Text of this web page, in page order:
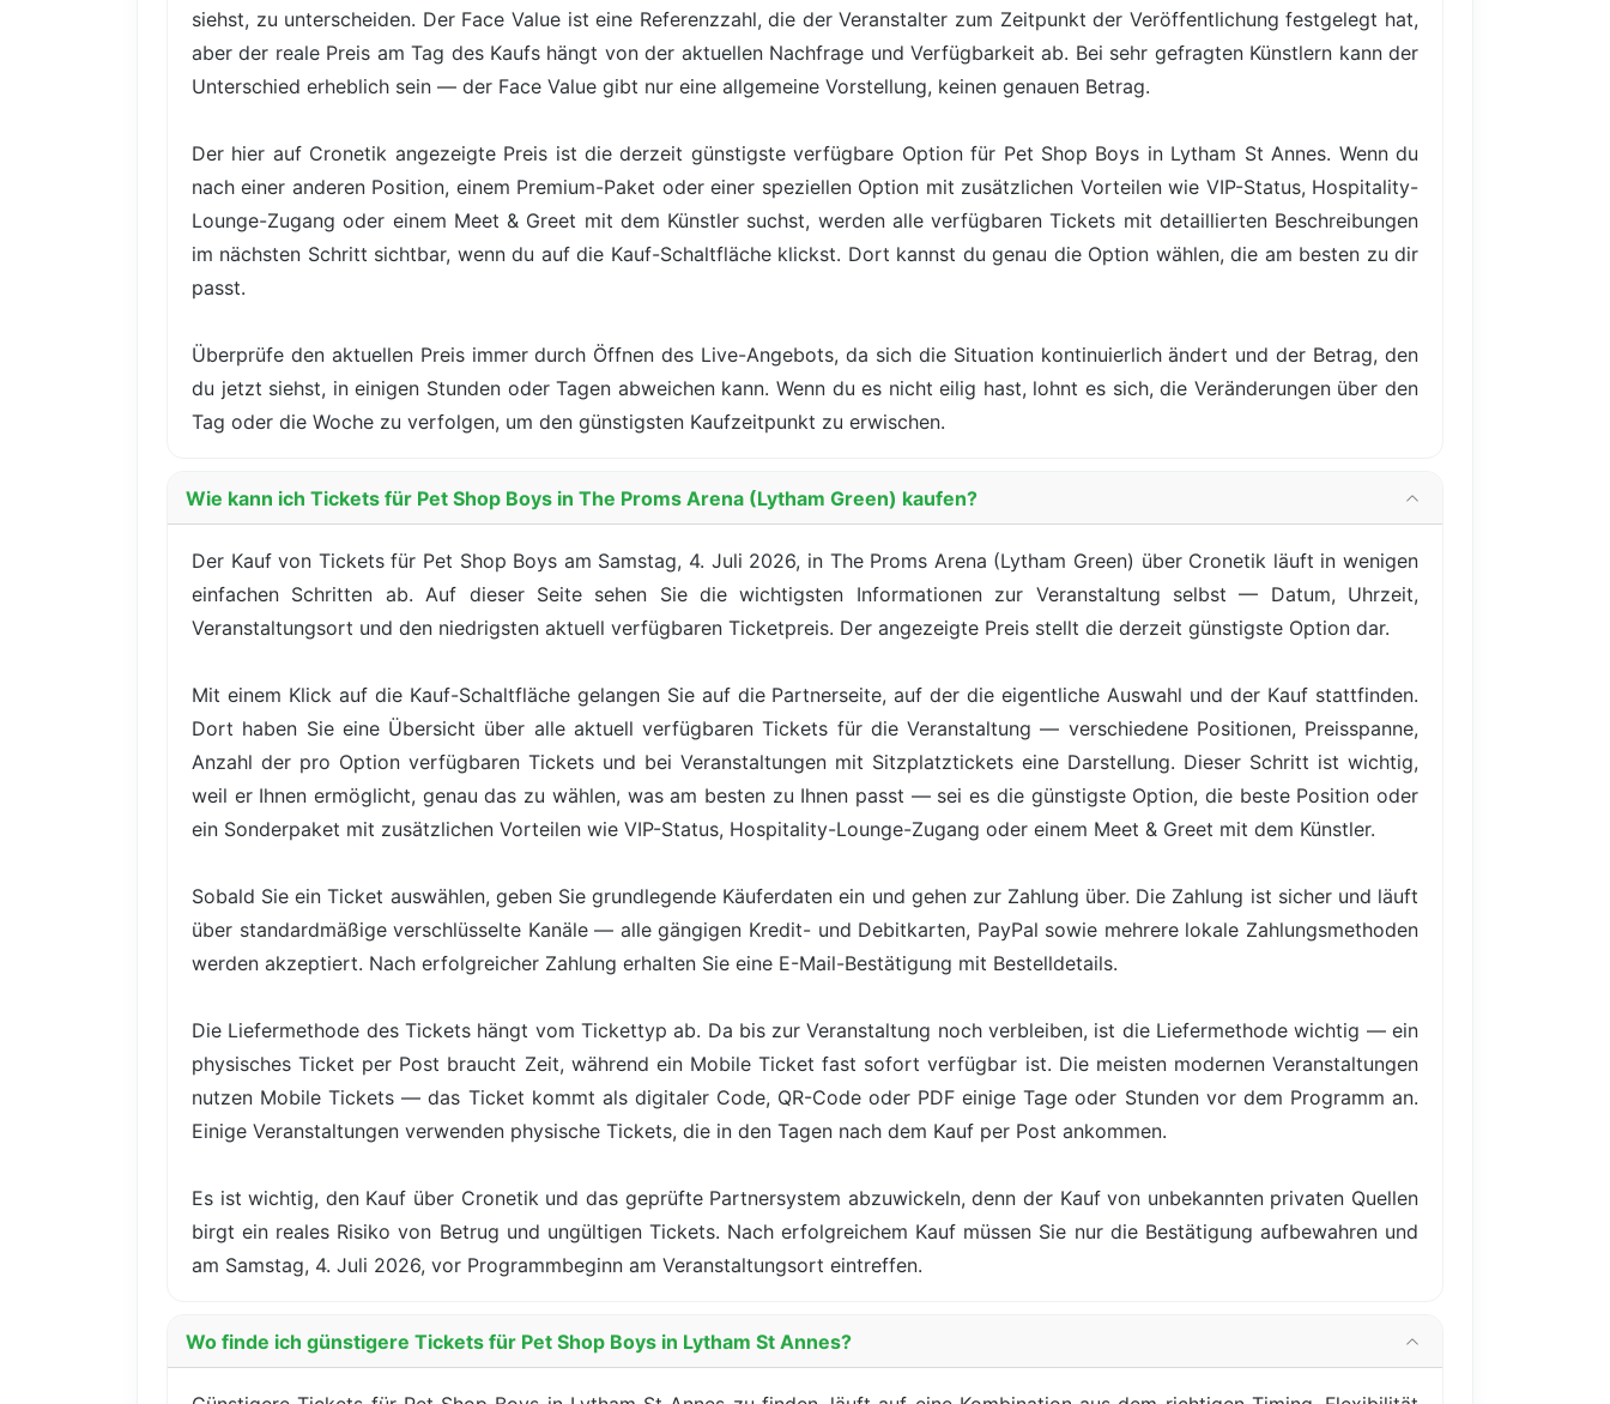
siehst, zu unterscheiden. Der Face Value ist eine Referenzzahl, die der Veranstalter zum Zeitpunkt der Veröffentlichung festgelegt hat,
aber der reale Preis am Tag des Kaufs hängt von der aktuellen Nachfrage und Verfügbarkeit ab. Bei sehr gefragten Künstlern kann der
Unterschied erheblich sein — der Face Value gibt nur eine allgemeine Vorstellung, keinen genauen Betrag.
Der hier auf Cronetik angezeigte Preis ist die derzeit günstigste verfügbare Option für Pet Shop Boys in Lytham St Annes. Wenn du
nach einer anderen Position, einem Premium-Paket oder einer speziellen Option mit zusätzlichen Vorteilen wie VIP-Status, Hospitality-
Lounge-Zugang oder einem Meet & Greet mit dem Künstler suchst, werden alle verfügbaren Tickets mit detaillierten Beschreibungen
im nächsten Schritt sichtbar, wenn du auf die Kauf-Schaltfläche klickst. Dort kannst du genau die Option wählen, die am besten zu dir
passt.
Überprüfe den aktuellen Preis immer durch Öffnen des Live-Angebots, da sich die Situation kontinuierlich ändert und der Betrag, den
du jetzt siehst, in einigen Stunden oder Tagen abweichen kann. Wenn du es nicht eilig hast, lohnt es sich, die Veränderungen über den
Tag oder die Woche zu verfolgen, um den günstigsten Kaufzeitpunkt zu erwischen.
Wie kann ich Tickets für Pet Shop Boys in The Proms Arena (Lytham Green) kaufen?
Der Kauf von Tickets für Pet Shop Boys am Samstag, 4. Juli 2026, in The Proms Arena (Lytham Green) über Cronetik läuft in wenigen
einfachen Schritten ab. Auf dieser Seite sehen Sie die wichtigsten Informationen zur Veranstaltung selbst — Datum, Uhrzeit,
Veranstaltungsort und den niedrigsten aktuell verfügbaren Ticketpreis. Der angezeigte Preis stellt die derzeit günstigste Option dar.
Mit einem Klick auf die Kauf-Schaltfläche gelangen Sie auf die Partnerseite, auf der die eigentliche Auswahl und der Kauf stattfinden.
Dort haben Sie eine Übersicht über alle aktuell verfügbaren Tickets für die Veranstaltung — verschiedene Positionen, Preisspanne,
Anzahl der pro Option verfügbaren Tickets und bei Veranstaltungen mit Sitzplatztickets eine Darstellung. Dieser Schritt ist wichtig,
weil er Ihnen ermöglicht, genau das zu wählen, was am besten zu Ihnen passt — sei es die günstigste Option, die beste Position oder
ein Sonderpaket mit zusätzlichen Vorteilen wie VIP-Status, Hospitality-Lounge-Zugang oder einem Meet & Greet mit dem Künstler.
Sobald Sie ein Ticket auswählen, geben Sie grundlegende Käuferdaten ein und gehen zur Zahlung über. Die Zahlung ist sicher und läuft
über standardmäßige verschlüsselte Kanäle — alle gängigen Kredit- und Debitkarten, PayPal sowie mehrere lokale Zahlungsmethoden
werden akzeptiert. Nach erfolgreicher Zahlung erhalten Sie eine E-Mail-Bestätigung mit Bestelldetails.
Die Liefermethode des Tickets hängt vom Tickettyp ab. Da bis zur Veranstaltung noch verbleiben, ist die Liefermethode wichtig — ein
physisches Ticket per Post braucht Zeit, während ein Mobile Ticket fast sofort verfügbar ist. Die meisten modernen Veranstaltungen
nutzen Mobile Tickets — das Ticket kommt als digitaler Code, QR-Code oder PDF einige Tage oder Stunden vor dem Programm an.
Einige Veranstaltungen verwenden physische Tickets, die in den Tagen nach dem Kauf per Post ankommen.
Es ist wichtig, den Kauf über Cronetik und das geprüfte Partnersystem abzuwickeln, denn der Kauf von unbekannten privaten Quellen
birgt ein reales Risiko von Betrug und ungültigen Tickets. Nach erfolgreichem Kauf müssen Sie nur die Bestätigung aufbewahren und
am Samstag, 4. Juli 2026, vor Programmbeginn am Veranstaltungsort eintreffen.
Wo finde ich günstigere Tickets für Pet Shop Boys in Lytham St Annes?